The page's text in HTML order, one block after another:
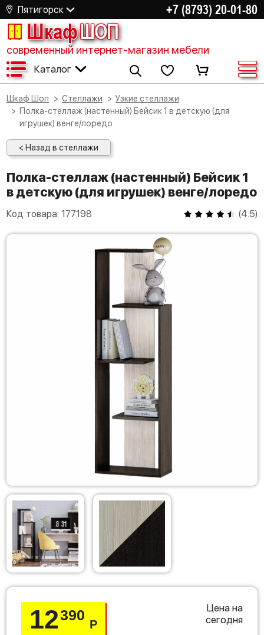
Пятигорск +7 (8793) 20-01-80
ШкафШОП
современный интернет-магазин мебели
Каталог
Шкаф Шоп Стеллажи
Узкие стеллажи
Полка-стеллаж (настенный) Бейсик 1 в детскую (для
игрушек) венге/лоредо
< Назад в стеллажи
Полка-стеллаж (настенный) Бейсик 1
в детскую (для игрушек) венге/лоредо
Код товара: 177198 (4.5)
12390
Р
Цена на
сегодня